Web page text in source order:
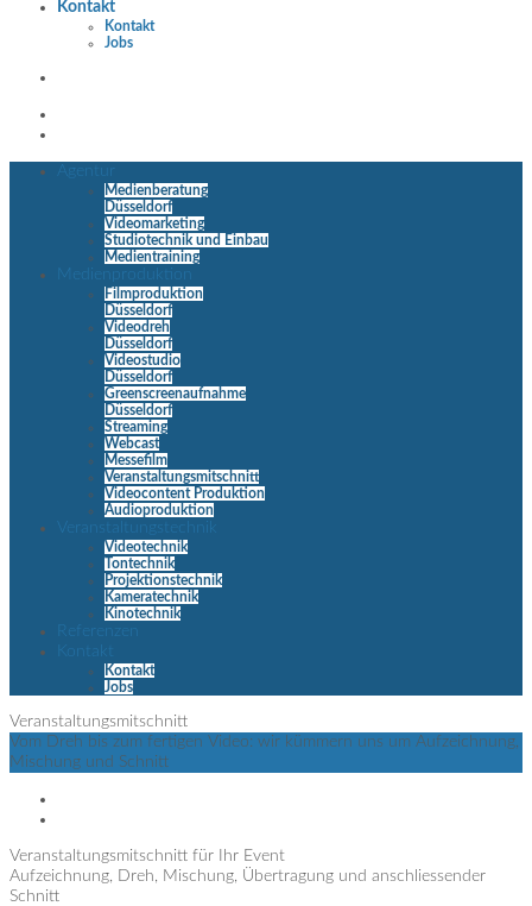
Kontakt
Kontakt
Jobs
Agentur
Medienberatung
Düsseldorf
Videomarketing
Studiotechnik und Einbau
Medientraining
Medienproduktion
Filmproduktion
Düsseldorf
Videodreh
Düsseldorf
Videostudio
Düsseldorf
Greenscreenaufnahme
Düsseldorf
Streaming
Webcast
Messefilm
Veranstaltungsmitschnitt
Videocontent Produktion
Audioproduktion
Veranstaltungstechnik
Videotechnik
Tontechnik
Projektionstechnik
Kameratechnik
Kinotechnik
Referenzen
Kontakt
Kontakt
Jobs
Veranstaltungsmitschnitt
Vom Dreh bis zum fertigen Video: wir kümmern uns um Aufzeichnung,
Mischung und Schnitt
Veranstaltungsmitschnitt für Ihr Event
Aufzeichnung, Dreh, Mischung, Übertragung und anschliessender
Schnitt